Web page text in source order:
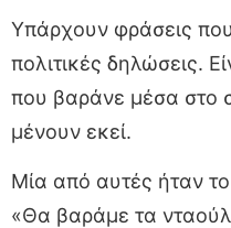
Υπάρχουν φράσεις
πολιτικές δηλώσεις.
που βαράνε μέσα στο
μένουν εκεί.
Μία από αυτές ήταν
«Θα βαράμε τα